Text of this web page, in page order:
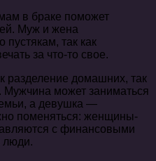
в браке поможет
Муж и жена
пустякам, так как
за что-то свое.
разделение домашних, так
может заниматься
а девушка —
поменяться: женщины-
с финансовыми
люди.